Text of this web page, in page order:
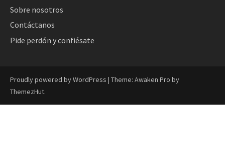
Sobre nosotros
Contáctanos
Pide perdón y confiésate
Proudly powered by WordPress | Theme: Awaken Pro by
ThemezHut.